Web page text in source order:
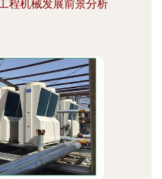
程机械发展前景分析